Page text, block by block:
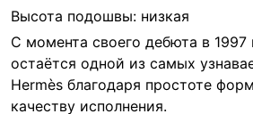
Высота подошвы: низкая
С момента своего дебюта в 1997
остаётся одной из самых
Hermès благодаря простоте
качеству исполнения.